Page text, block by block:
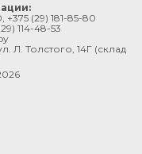
+375 (29) 181-85-80
114-48-53
Л. Толстого, 14Г (склад